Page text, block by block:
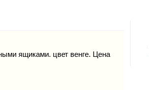
ящиками. цвет венге. Цена